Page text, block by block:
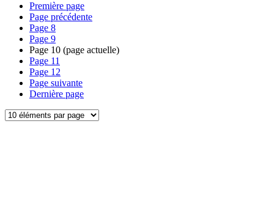
Première page
Page précédente
Page 8
Page 9
Page 10 (page actuelle)
Page 11
Page 12
Page suivante
Dernière page